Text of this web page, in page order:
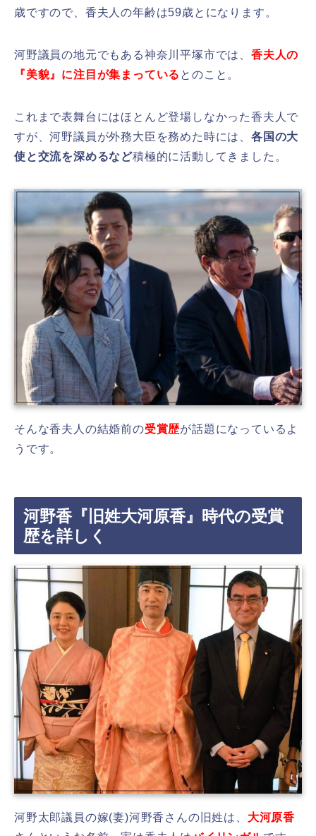
歳ですので、香夫人の年齢は59歳とになります。
河野議員の地元でもある神奈川平塚市では、 香夫人の
『美貌』に注目が集まっている とのこと。
これまで表舞台にはほとんど登場しなかった香夫人で
すが、河野議員が外務大臣を務めた時には、 各国の大
使と交流を深めるなど積極的に活動してきました。
そんな香夫人の結婚前の受賞歴が話題になっているよ
うです。
河野香『旧姓大河原香』時代の受賞
歴を詳しく
河野太郎議員の嫁(妻)河野香さんの旧姓は、 大河原香